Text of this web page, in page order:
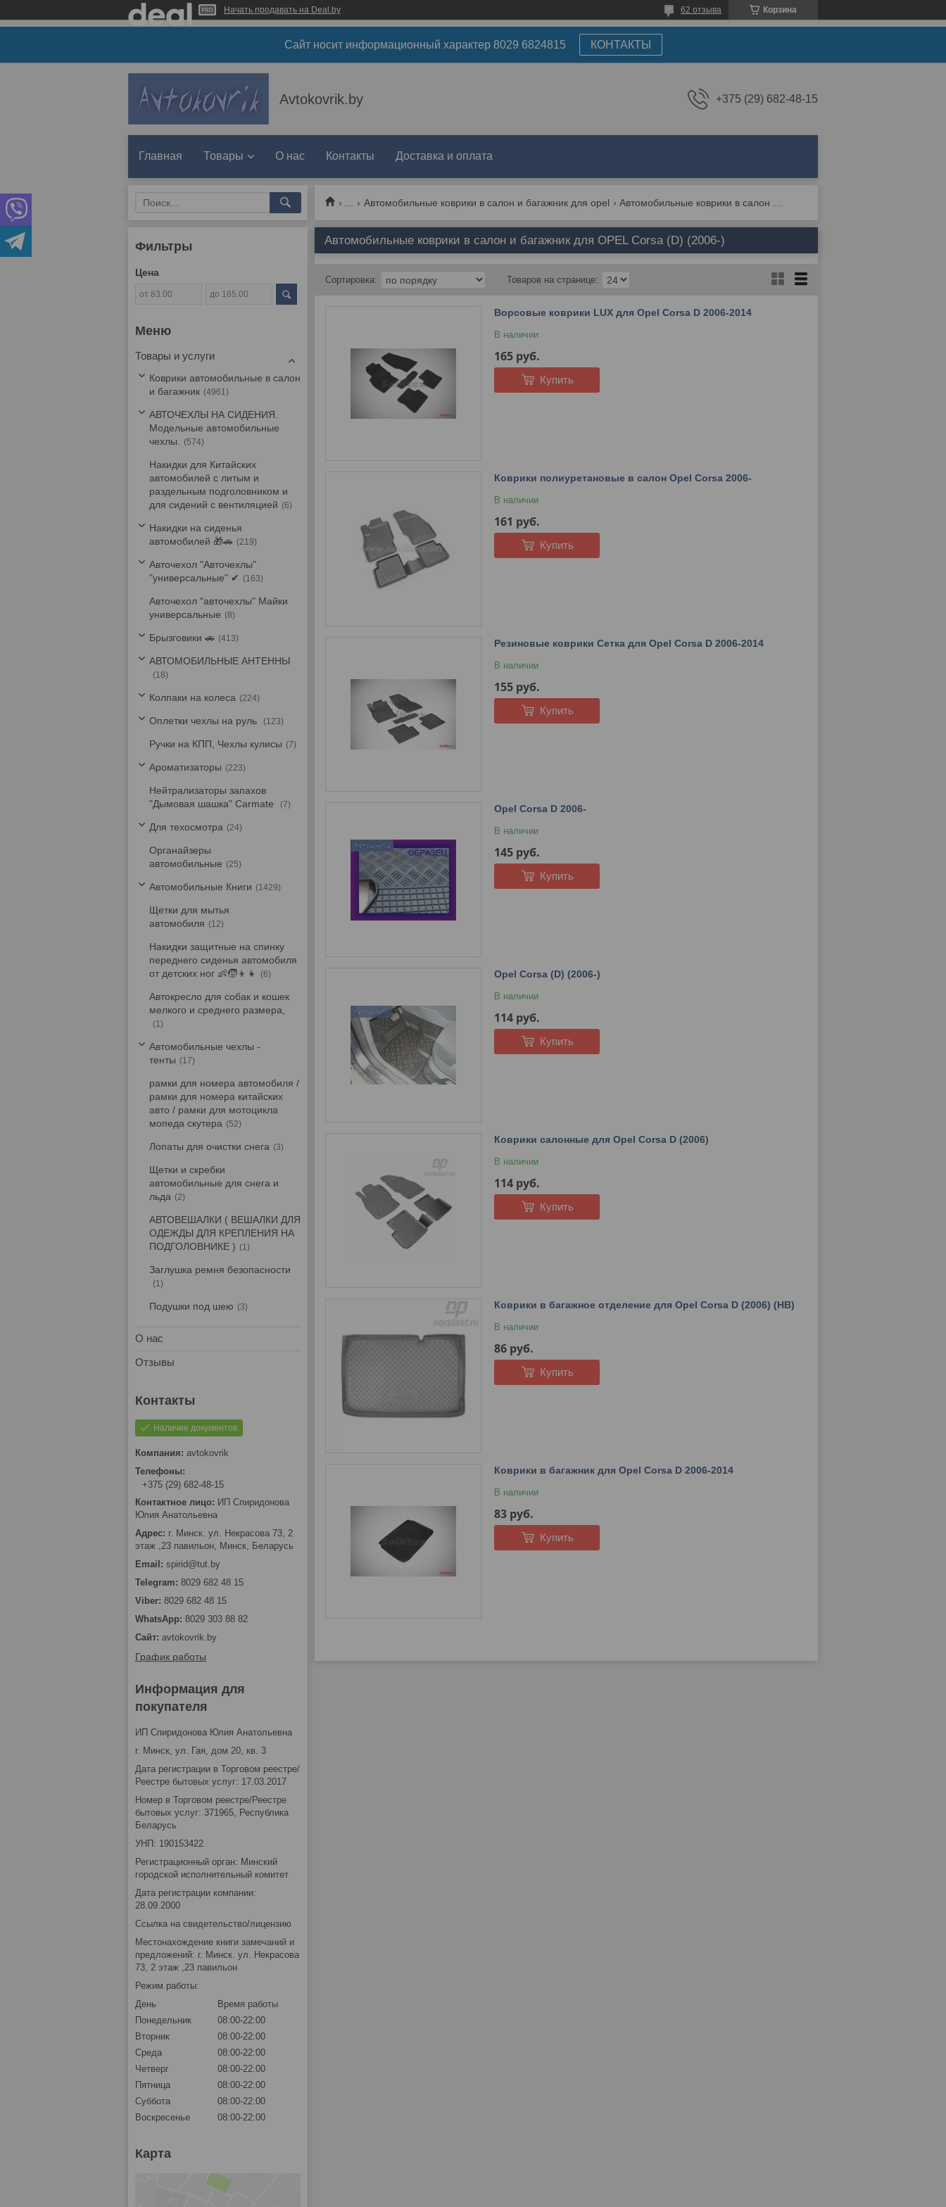
Начать продавать на Deal.by Корзина
62 отзыва
Сайт носит информационный характер 8029 6824815 КОНТАКТЫ
Avtokovrik.by +375 (29) 682-48-15
Главная Товары О нас Контакты Доставка и оплата
Автомобильные коврики в салон и багажник для opel
Автомобильные коврики в салон и багажник для OPEL Corsa (D) (2006-)
Ворсовые коврики LUX для Opel Corsa D 2006-2014
В наличии
165 руб.
Купить
Коврики полиуретановые в салон Opel Corsa 2006-
В наличии
161 руб.
Купить
Резиновые коврики Сетка для Opel Corsa D 2006-2014
В наличии
155 руб.
Купить
Opel Corsa D 2006-
В наличии
145 руб.
Купить
Opel Corsa (D) (2006-)
В наличии
114 руб.
Купить
Коврики салонные для Opel Corsa D (2006)
В наличии
114 руб.
Купить
Коврики в багажное отделение для Opel Corsa D (2006) (HB)
В наличии
86 руб.
Купить
Коврики в багажник для Opel Corsa D 2006-2014
В наличии
83 руб.
Купить
Фильтры
Цена
Товары и услуги
Коврики автомобильные в салон
и багажник
4961
АВТОЧЕХЛЫ НА СИДЕНИЯ.
Модельные автомобильные
чехлы.
574
Накидки для Китайских
автомобилей с литым и
раздельным подголовником и
для сидений с вентиляцией
6
Накидки на сиденья
автомобилей 🎁🚗
219
Авточехол "Авточехлы"
"универсальные" ✔
163
Авточехол "авточехлы" Майки
универсальные
8
Брызговики 🚗 413
АВТОМОБИЛЬНЫЕ АНТЕННЫ
18
Колпаки на колеса 224
Оплетки чехлы на руль 123
Ручки на КПП, Чехлы кулисы 7
Ароматизаторы 223
Нейтрализаторы запахов
"Дымовая шашка" Carmate
7
Для техосмотра 24
Органайзеры
автомобильные
25
Автомобильные Книги 1429
Щетки для мытья
автомобиля
12
Накидки защитные на спинку
переднего сиденья автомобиля
от детских ног 👶🧒👦👧
6
Автокресло для собак и кошек
мелкого и среднего размера,
1
Автомобильные чехлы -
тенты
17
рамки для номера автомобиля /
рамки для номера китайских
авто / рамки для мотоцикла
мопеда скутера
52
Лопаты для очистки снега 3
Щетки и скребки
автомобильные для снега и
льда
2
АВТОВЕШАЛКИ ( ВЕШАЛКИ ДЛЯ
ОДЕЖДЫ ДЛЯ КРЕПЛЕНИЯ НА
ПОДГОЛОВНИКЕ )
1
Заглушка ремня безопасности
1
Подушки под шею 3
О нас
Отзывы
Наличие документов
avtokovrik
+375 (29) 682-48-15
ИП Спиридонова
Юлия Анатольевна
г. Минск. ул. Некрасова 73, 2
этаж ,23 павильон, Минск, Беларусь
spirid@tut.by
8029 682 48 15
8029 682 48 15
8029 303 88 82
avtokovrik.by
График работы
Информация для
покупателя
ИП Спиридонова Юлия Анатольевна
г. Минск, ул. Гая, дом 20, кв. 3
Дата регистрации в Торговом реестре/
Реестре бытовых услуг: 17.03.2017
Номер в Торговом реестре/Реестре
бытовых услуг: 371965, Республика
Беларусь
УНП: 190153422
Регистрационный орган: Минский
городской исполнительный комитет
Дата регистрации компании:
28.09.2000
Ссылка на свидетельство/лицензию
Местонахождение книги замечаний и
предложений: г. Минск. ул. Некрасова
73, 2 этаж ,23 павильон
Режим работы:
День
Время работы
Понедельник
08:00-22:00
Вторник
08:00-22:00
Среда
08:00-22:00
Четверг
08:00-22:00
Пятница
08:00-22:00
Суббота
08:00-22:00
Воскресенье
08:00-22:00
Карта